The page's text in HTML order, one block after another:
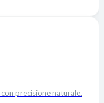
precisione naturale.